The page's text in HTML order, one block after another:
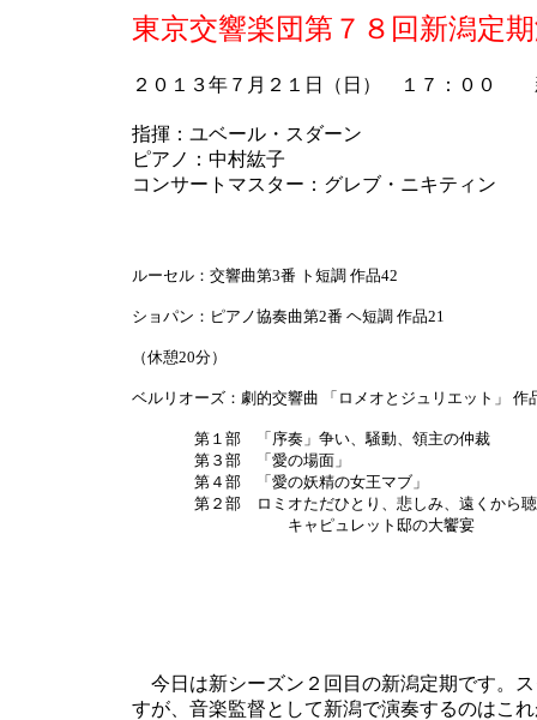
東京交響楽団第７８回新潟定
２０１３年７月２１日（日） １７：００
指揮：ユベール・スダーン
ピアノ：中村紘子
コンサートマスター：グレブ・ニキティン
ルーセル：交響曲第3番 ト短調 作品42
ショパン：ピアノ協奏曲第2番 ヘ短調 作品21
（休憩20分）
ベルリオーズ：劇的交響曲 「ロメオとジュリエット」
第１部 「序奏」争い、騒動、領主の仲裁
第３部 「愛の場面」
第４部 「愛の妖精の女王マブ」
第２部 ロミオただひとり、悲しみ、遠くから聴
キャピュレット邸の大饗宴
今日は新シーズン２回目の新潟定期です。
すが、音楽監督として新潟で演奏するのはこ